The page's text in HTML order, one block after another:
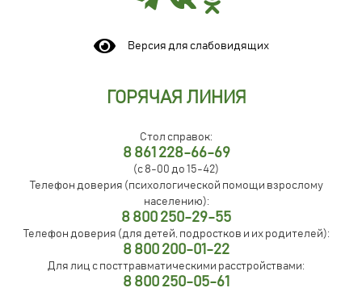
Версия для слабовидящих
ГОРЯЧАЯ ЛИНИЯ
Стол справок:
8 861 228-66-69
(с 8-00 до 15-42)
Телефон доверия (психологической помощи взрослому
населению):
8 800 250-29-55
Телефон доверия (для детей, подростков и их родителей):
8 800 200-01-22
Для лиц с посттравматическими расстройствами:
8 800 250-05-61